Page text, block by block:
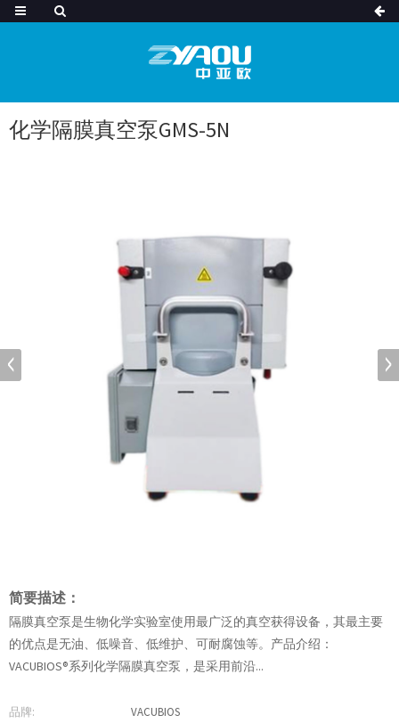
化学隔膜真空泵GMS-5N
简要描述：
隔膜真空泵是生物化学实验室使用最广泛的真空获得设备，其最主要
的优点是无油、低噪音、低维护、可耐腐蚀等。产品介绍：
VACUBIOS®系列化学隔膜真空泵，是采用前沿...
品牌:
VACUBIOS